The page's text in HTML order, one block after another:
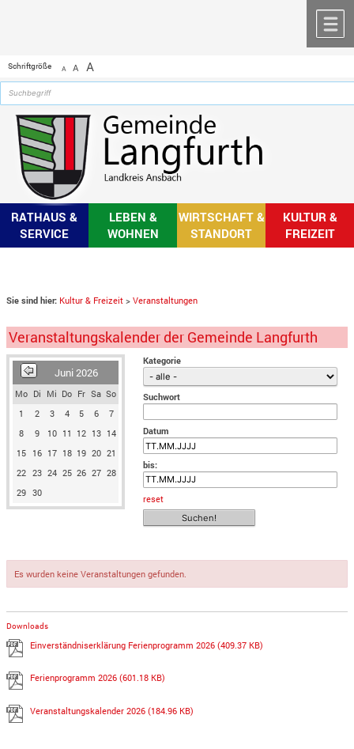
Schriftgröße A A A
RATHAUS &
SERVICE
LEBEN &
WOHNEN
WIRTSCHAFT &
STANDORT
KULTUR &
FREIZEIT
Sie sind hier: Kultur & Freizeit >Veranstaltungen
Veranstaltungskalender der Gemeinde Langfurth
Juni 2026
Mo Di Mi Do Fr Sa So
1
2 3 4 5 6
7
8
9 10 11 12 13 14
15 16 17 18 19 20 21
22 23 24 25 26 27 28
29 30
Kategorie
Suchwort
Datum
bis:
reset
Es wurden keine Veranstaltungen gefunden.
Downloads
Einverständniserklärung Ferienprogramm 2026(409.37 KB)
Ferienprogramm 2026(601.18 KB)
Veranstaltungskalender 2026(184.96 KB)